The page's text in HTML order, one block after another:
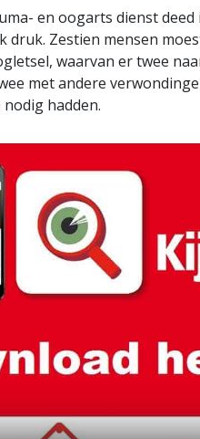
en oogarts dienst
druk. Zestien mensen
waarvan er twee
met andere
hadden.